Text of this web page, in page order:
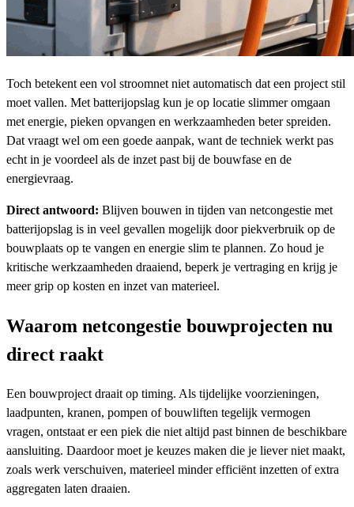
Toch betekent een vol stroomnet niet automatisch dat een project stil
moet vallen. Met batterijopslag kun je op locatie slimmer omgaan
met energie, pieken opvangen en werkzaamheden beter spreiden.
Dat vraagt wel om een goede aanpak, want de techniek werkt pas
echt in je voordeel als de inzet past bij de bouwfase en de
energievraag.
Direct antwoord: Blijven bouwen in tijden van netcongestie met
batterijopslag is in veel gevallen mogelijk door piekverbruik op de
bouwplaats op te vangen en energie slim te plannen. Zo houd je
kritische werkzaamheden draaiend, beperk je vertraging en krijg je
meer grip op kosten en inzet van materieel.
Waarom netcongestie bouwprojecten nu
direct raakt
Een bouwproject draait op timing. Als tijdelijke voorzieningen,
laadpunten, kranen, pompen of bouwliften tegelijk vermogen
vragen, ontstaat er een piek die niet altijd past binnen de beschikbare
aansluiting. Daardoor moet je keuzes maken die je liever niet maakt,
zoals werk verschuiven, materieel minder efficiënt inzetten of extra
aggregaten laten draaien.